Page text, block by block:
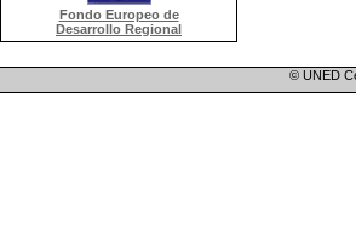
Fondo Europeo de
Desarrollo Regional
© UNED